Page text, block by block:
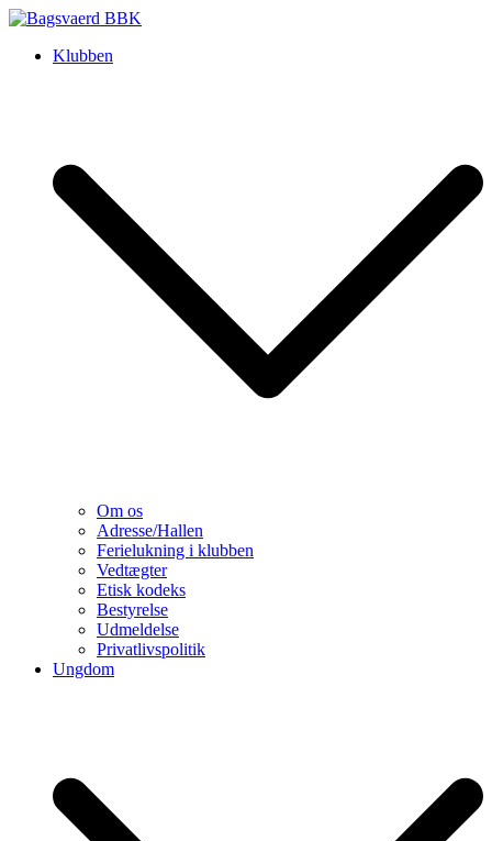
Skip
content
Bagsvaerd BBK
Klubben
Om os
Adresse/Hallen
Ferielukning i klubben
Vedtægter
Etisk kodeks
Bestyrelse
Udmeldelse
Privatlivspolitik
Ungdom